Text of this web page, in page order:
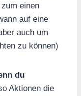
einen
auf eine
auch um
zu können)
du
Aktionen die